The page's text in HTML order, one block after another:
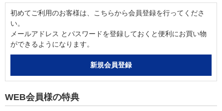
初めてご利用のお客様は、こちらから会員登録を行ってくださ
い。
メールアドレス とパスワードを登録しておくと便利にお買い物
ができるようになります。
WEB会員様の特典